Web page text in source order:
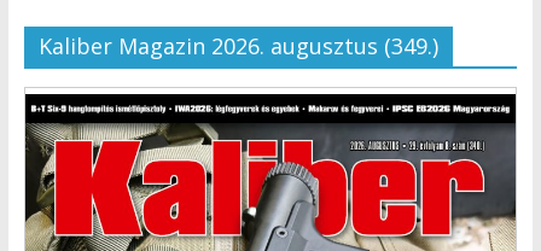
Kaliber Magazin 2026. augusztus (349.)